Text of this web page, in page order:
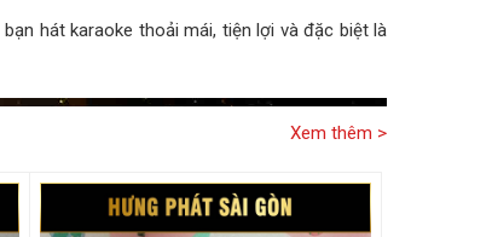
hát karaoke thoải mái, tiện lợi và đặc biệt là